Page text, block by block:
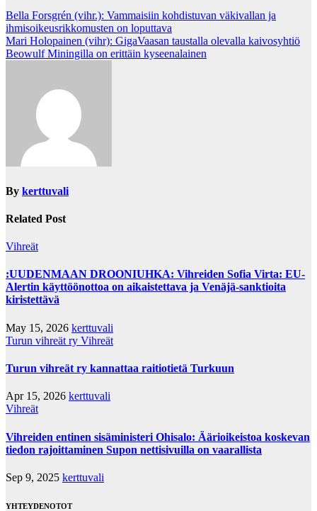
Post
navigation
Bella Forsgrén (vihr.): Vammaisiin kohdistuvan väkivallan ja
ihmisoikeusrikkomusten on loputtava
Mari Holopainen (vihr): GigaVaasan taustalla olevalla kaivosyhtiö
Beowulf Miningilla on erittäin kyseenalainen
By kerttuvali
Related Post
Vihreät
:UUDENMAAN DROONIUHKA: Vihreiden Sofia Virta: EU-
Alertin käyttöönottoa on aikaistettava ja Venäjä-sanktioita
kiristettävä
May 15, 2026 kerttuvali
Turun vihreät ry Vihreät
Turun vihreät ry kannattaa raitiotietä Turkuun
Apr 15, 2026 kerttuvali
Vihreät
Vihreiden entinen sisäministeri Ohisalo: Äärioikeistoa koskevan
tiedon rajoittaminen Supon nettisivuilla on vaarallista
Sep 9, 2025 kerttuvali
YHTEYDENOTOT